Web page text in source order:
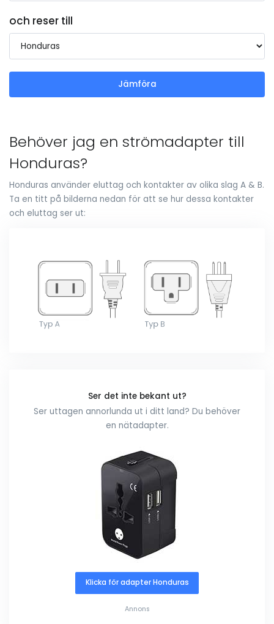
och reser till
Jämföra
Behöver jag en strömadapter till
Honduras?
Honduras använder eluttag och kontakter av olika slag A & B.
Ta en titt på bilderna nedan för att se hur dessa kontakter
och eluttag ser ut:
Ser det inte bekant ut?
Ser uttagen annorlunda ut i ditt land? Du behöver
en nätadapter.
Klicka för adapter Honduras
Annons